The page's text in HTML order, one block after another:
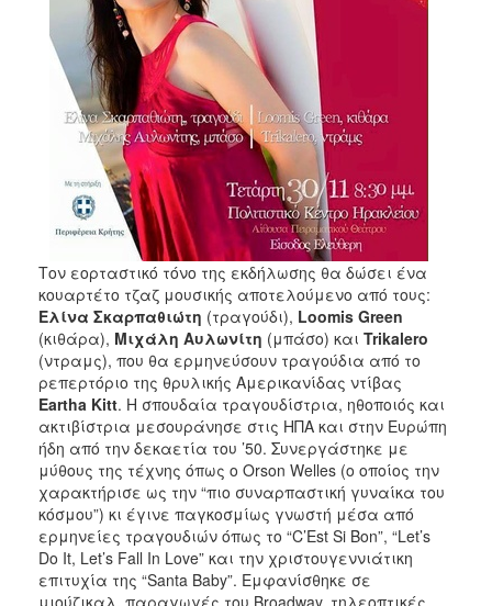
Τον εορταστικό τόνο της εκδήλωσης θα δώσει ένα
κουαρτέτο τζαζ μουσικής αποτελούμενο από τους:
Ελίνα Σκαρπαθιώτη (τραγούδι), Loomis Green
(κιθάρα), Μιχάλη Αυλωνίτη (μπάσο) και Trikalero
(ντραμς), που θα ερμηνεύσουν τραγούδια από το
ρεπερτόριο της θρυλικής Αμερικανίδας ντίβας
Eartha Kitt. Η σπουδαία τραγουδίστρια, ηθοποιός και
ακτιβίστρια μεσουράνησε στις ΗΠΑ και στην Ευρώπη
ήδη από την δεκαετία του ’50. Συνεργάστηκε με
μύθους της τέχνης όπως ο Orson Welles (ο οποίος την
χαρακτήρισε ως την “πιο συναρπαστική γυναίκα του
κόσμου”) κι έγινε παγκοσμίως γνωστή μέσα από
ερμηνείες τραγουδιών όπως το “C’Est Si Bon”, “Let’s
Do It, Let’s Fall In Love” και την χριστουγεννιάτικη
επιτυχία της “Santa Baby”. Εμφανίσθηκε σε
μιούζικαλ, παραγωγές του Broadway, τηλεοπτικές